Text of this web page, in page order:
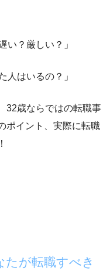
い？厳しい？」
人はいるの？」
32歳ならではの転職事
ポイント
実際に転職
たが転職すべき